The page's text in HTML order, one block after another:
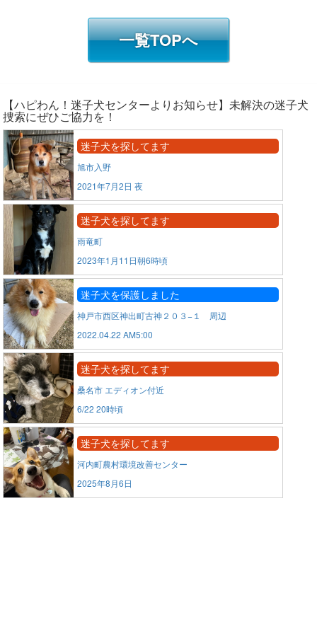
一覧TOPへ
【ハピわん！迷子犬センターよりお知らせ】未解決の迷子犬
捜索にぜひご協力を！
迷子犬を探してます
旭市入野
2021年7月2日 夜
迷子犬を探してます
雨竜町
2023年1月11日朝6時頃
迷子犬を保護しました
神戸市西区神出町古神２０３−１ 周辺
2022.04.22 AM5:00
迷子犬を探してます
桑名市 エディオン付近
6/22 20時頃
迷子犬を探してます
河内町農村環境改善センター
2025年8月6日